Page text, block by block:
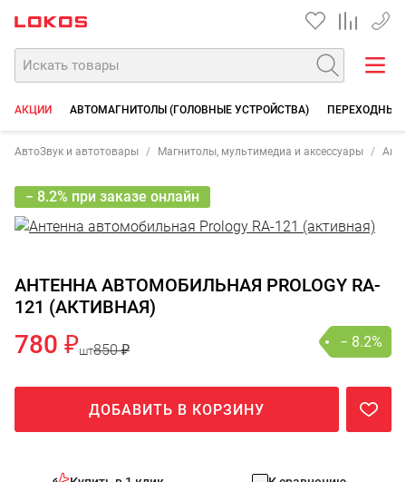
+7
АКЦИИ АВТОМАГНИТОЛЫ (ГОЛОВНЫЕ УСТРОЙСТВА) ПЕРЕХОДНЫЕ
АвтоЗвук и автотовары Магнитолы, мультимедиа и аксессуары
− 8.2% при заказе онлайн
АНТЕННА АВТОМОБИЛЬНАЯ PROLOGY RA-
121 (АКТИВНАЯ)
780 ₽шт850 ₽ − 8.2%
ДОБАВИТЬ В КОРЗИНУ